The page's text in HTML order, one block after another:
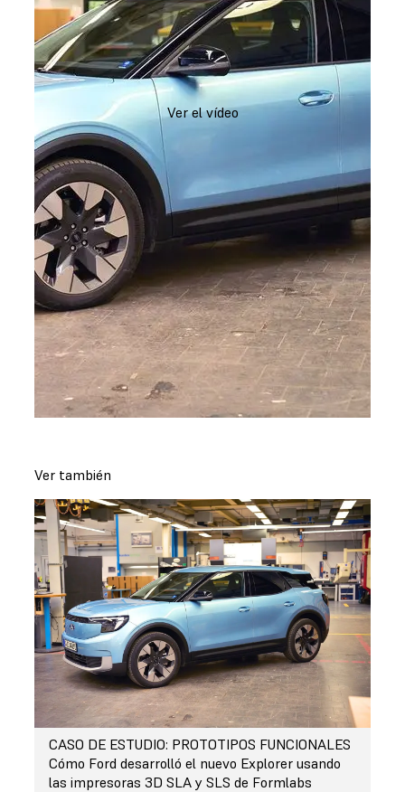
Ver el vídeo
Ver también
CASO DE ESTUDIO: PROTOTIPOS FUNCIONALES
Cómo Ford desarrolló el nuevo Explorer usando
las impresoras 3D SLA y SLS de Formlabs